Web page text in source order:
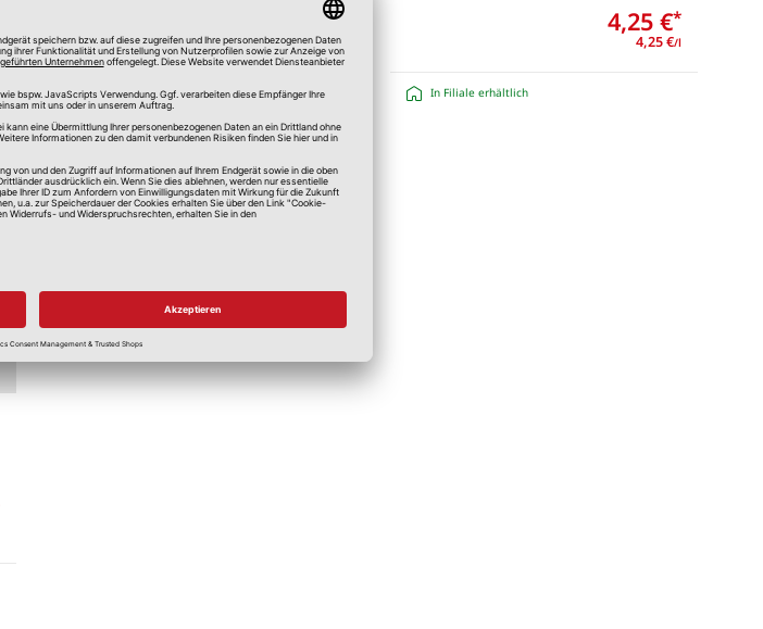
weiterlesen 4,25 €*
4,25 €/l
In Filiale erhältlich